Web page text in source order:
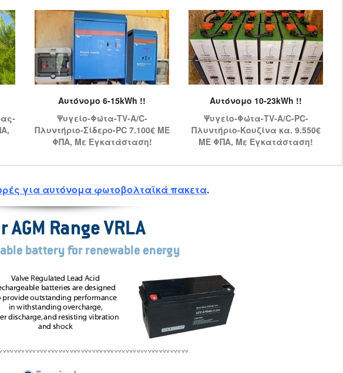
Αυτόνομο 6-15kWh !!
Ψυγείο-Φώτα-TV-A/C-
Πλυντήριο-Σίδερο-PC 7.100€ ΜΕ
ΦΠΑ, Με Εγκατάσταση!
Αυτόνομο 10-23kWh !!
Ψυγείο-Φώτα-TV-A/C-PC-
Πλυντήριο-Κουζίνα κα. 9.550€
ΜΕ ΦΠΑ, Με Εγκατάσταση!
για αυτόνομα φωτοβολταϊκά πακετα.